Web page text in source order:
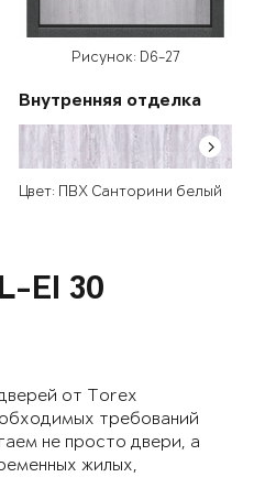
Рисунок: D6-27
Внутренняя отделка
Цвет: ПВХ Санторини белый
EI 30
от Torex
требований
не просто двери, а
жилых,